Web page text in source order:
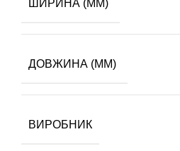
ШИРИНА (ММ)
ДОВЖИНА (ММ)
ВИРОБНИК